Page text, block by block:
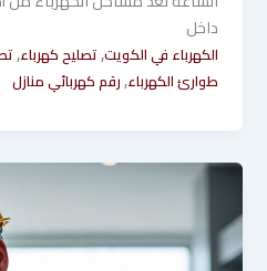
داخل
الكهرباء في الكويت,تصليح كهرباء,
طوارئ الكهرباء,رقم كهربائي منازل